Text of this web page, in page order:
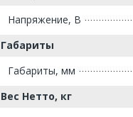
Напряжение, В
Габариты
Габариты, мм
Вес Нетто, кг